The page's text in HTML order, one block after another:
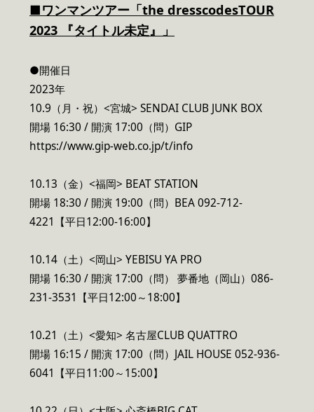
■ワンマンツアー「the dresscodesTOUR
2023 『タイトル未定』」
●開催日
2023年
10.9（月・祝）<宮城> SENDAI CLUB JUNK BOX
開場 16:30 / 開演 17:00（問）GIP
https://www.gip-web.co.jp/t/info
10.13（金）<福岡> BEAT STATION
開場 18:30 / 開演 19:00（問）BEA 092-712-
4221【平日12:00-16:00】
10.14（土）<岡山> YEBISU YA PRO
開場 16:30 / 開演 17:00（問） 夢番地（岡山）086-
231-3531【平日12:00～18:00】
10.21（土）<愛知> 名古屋CLUB QUATTRO
開場 16:15 / 開演 17:00（問）JAIL HOUSE 052-936-
6041【平日11:00～15:00】